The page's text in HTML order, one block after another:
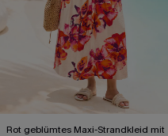
Rot geblümtes Maxi-Strandkleid mit